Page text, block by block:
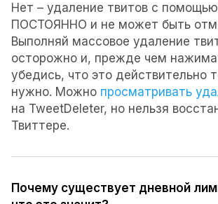
Нет – удаление твитов с
ПОСТОЯННО и не может быть
Выполняй массовое удаление
осторожно и, прежде чем
убедись, что это действительно
нужно. Можно просматривать
на TweetDeleter, но нельзя
Твиттере.
Почему существует дневной